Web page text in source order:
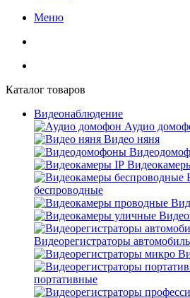
Меню
Каталог товаров
Видеонаблюдение
Аудио
Видео няня
беспроводные
Видеорегистраторы
портативные